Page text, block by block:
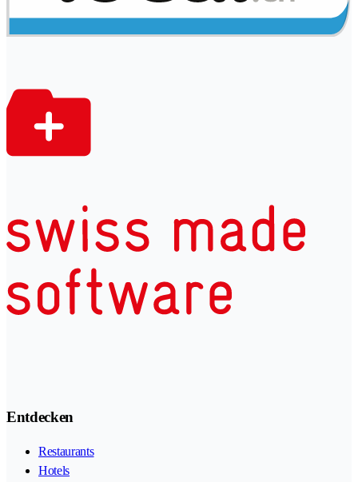
Entdecken
Restaurants
Hotels